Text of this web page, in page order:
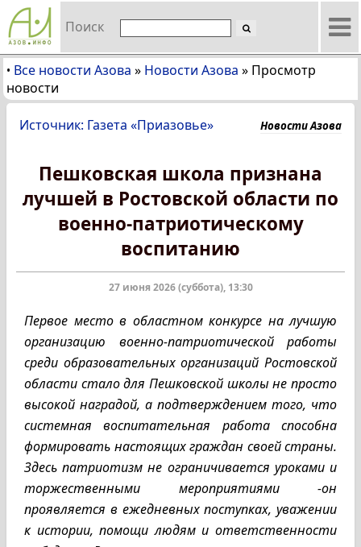
Поиск
• Все новости Азова » Новости Азова » Просмотр
новости
Источник: Газета «Приазовье» Новости Азова
Пешковская школа признана
лучшей в Ростовской области по
военно-патриотическому
воспитанию
27 июня 2026 (суббота), 13:30
Первое место в областном конкурсе на лучшую
организацию военно-патриотической работы
среди образовательных организаций Ростовской
области стало для Пешковской школы не просто
высокой наградой, а подтверждением того, что
системная воспитательная работа способна
формировать настоящих граждан своей страны.
Здесь патриотизм не ограничивается уроками и
торжественными мероприятиями -он
проявляется в ежедневных поступках, уважении
к истории, помощи людям и ответственности